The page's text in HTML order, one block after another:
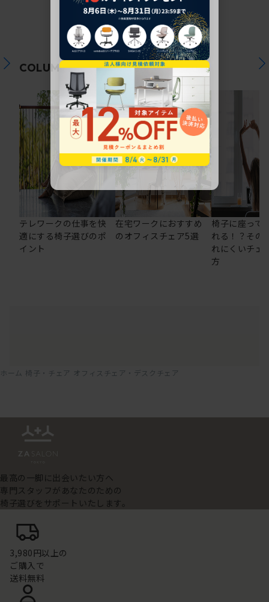
COLUMN関連コラム
テレワークの仕事を快
適にする椅子選びのポ
イント
在宅ワークにおすすめ
のオフィスチェア5選
椅子に座って
れる！？その
れにくいチェ
方
ホーム 椅子・チェア オフィスチェア・デスクチェア
最高の一脚に出会いたい方へ
専門スタッフがあなたのための
椅子選びをサポートいたします。
3,980円以上の
ご購入で
送料無料